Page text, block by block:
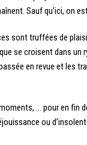
Sauf qu’ici, on
sont truffées de
se croisent dans un
en revue et les
… pour en fin
ou